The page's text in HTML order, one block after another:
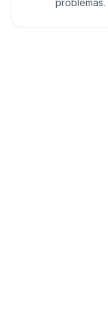
problemas.